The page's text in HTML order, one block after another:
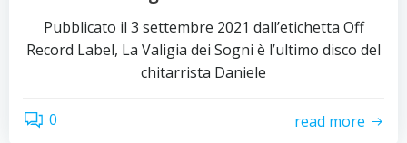
Pubblicato il 3 settembre 2021 dall’etichetta Off
Record Label, La Valigia dei Sogni è l’ultimo disco del
chitarrista Daniele
0 read more